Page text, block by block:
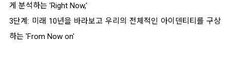
게 분석하는 'Right Now,'
3단계: 미래 10년을 바라보고 우리의 전체적인 아이덴티티를 구상
하는 'From Now on'